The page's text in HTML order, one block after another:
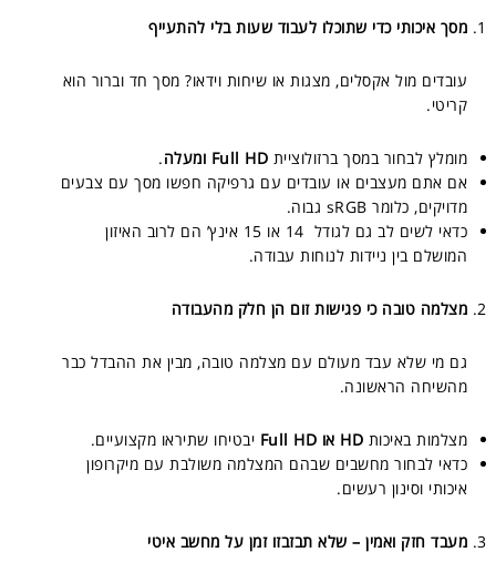
מסך איכותי כדי שתוכלו לעבוד שעות בלי להתעייף
עובדים מול אקסלים, מצגות או שיחות וידאו? מסך חד וברור הוא
קריטי.
מומלץ לבחור במסך ברזולוציית Full HD ומעלה
.
אם אתם מעצבים או עובדים עם גרפיקה חפשו מסך עם צבעים
מדויקים, כלומר sRGB גבוה.
כדאי לשים לב גם לגודל 14 או 15 אינץ’ הם לרוב האיזון
המושלם בין ניידות לנוחות עבודה.
מצלמה טובה כי פגישות זום הן חלק מהעבודה
גם מי שלא עבד מעולם עם מצלמה טובה, מבין את ההבדל כבר
מהשיחה הראשונה.
מצלמות באיכות HD או Full HD
יבטיחו שתיראו מקצועיים.
כדאי לבחור מחשבים שבהם המצלמה משולבת עם מיקרופון
איכותי וסינון רעשים.
מעבד חזק ואמין – שלא תבזבזו זמן על מחשב איטי